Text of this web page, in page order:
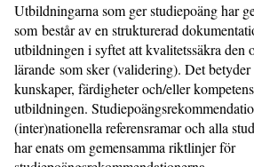
Utbildningarna som ger studiepoäng har
som består av en strukturerad
utbildningen i syftet att kvalitetssäkra den
lärande som sker (validering). Det
kunskaper, färdigheter och/eller
utbildningen.
(inter)nationella referensramar och alla
har enats om gemensamma riktlinjer för